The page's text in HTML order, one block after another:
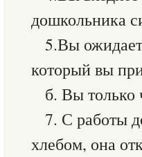
дошкольника
5.Вы
который вы
б. Вы
7. С работы
хлебом, она